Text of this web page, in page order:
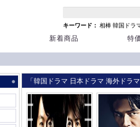
キーワード： 相棒 韓国ドラ
新着商品 特
「韓国ドラマ 日本ドラマ 海外ドラ